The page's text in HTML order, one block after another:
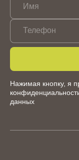
Имя
Телефон
Нажимая кнопку, я
данных